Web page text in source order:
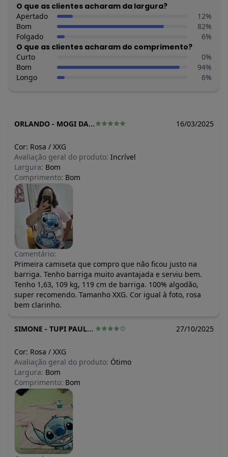
O que as clientes acharam da largura?
Apertado 12%
Bom
82%
Folgado
6%
O que as clientes acharam do comprimento?
Curto 0%
Bom
94%
Longo
6%
ORLANDO - MOGI DAS CRUZES - SP 16/03/2025
Cor: Rosa / XXG
Avaliação geral do produto: Incrível
Largura: Bom
Comprimento: Bom
Comentário:
Primeira camiseta que compro que não ficou justo na
barriga. Tenho barriga muito avantajada e serviu bem.
Tenho 1,63, 109 kg, 119 cm de barriga. 100% algodão,
super recomendo. Tamanho XXG. Cor igual à foto, rosa
bem clarinho.
SIMONE - TUPI PAULISTA - SP 27/10/2025
Cor: Rosa / XXG
Avaliação geral do produto: Ótimo
Largura: Bom
Comprimento: Bom